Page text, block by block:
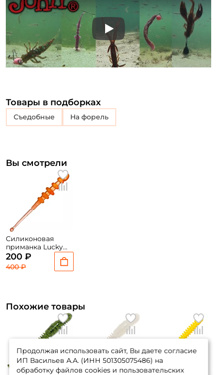
Play
Товары в подборках
съедобные на форель
Вы смотрели
Силиконовая
приманка Lucky
John Tipsy Worm
2.8 T74 7.12см. 8шт.
200 ₽
400 ₽
Похожие товары
Продолжая использовать сайт, Вы даете согласие
ИП Васильев А.А. (ИНН 501305075486) на
обработку файлов cookies и пользовательских